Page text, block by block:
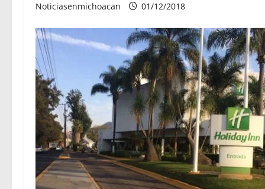
Noticiasenmichoacan 01/12/2018